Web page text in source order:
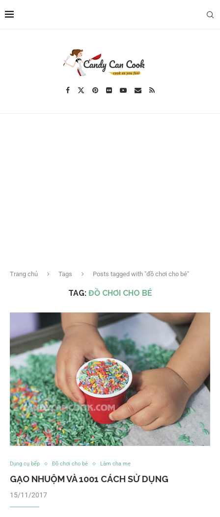
Trang chủ Tags Posts tagged with "đồ chơi cho bé"
TAG: ĐỒ CHƠI CHO BÉ
Dụng cụ bếp Đồ chơi cho bé Làm cha mẹ
GẠO NHUỘM VÀ 1001 CÁCH SỬ DỤNG
15/11/2017